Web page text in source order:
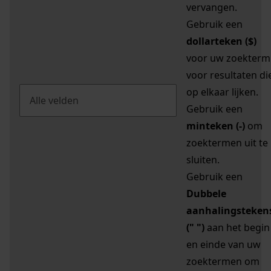
vervangen.
Gebruik een
dollarteken ($)
voor uw zoekterm
voor resultaten
op elkaar lijken.
Gebruik een
minteken (-) om
zoektermen uit te
sluiten.
Gebruik een
Dubbele
(" ") aan het begin
en einde van uw
zoektermen om